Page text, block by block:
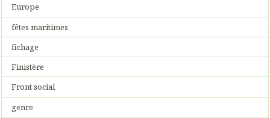
Europe
fêtes maritimes
fichage
Finistère
Front social
genre